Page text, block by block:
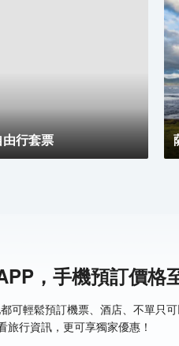
行套票
，手機預訂價格
可輕鬆預訂機票、酒店、不單只
旅行資訊，更可享獨家優惠！